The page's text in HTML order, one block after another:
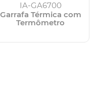
IA-GA6700
Garrafa Térmica com
Termômetro